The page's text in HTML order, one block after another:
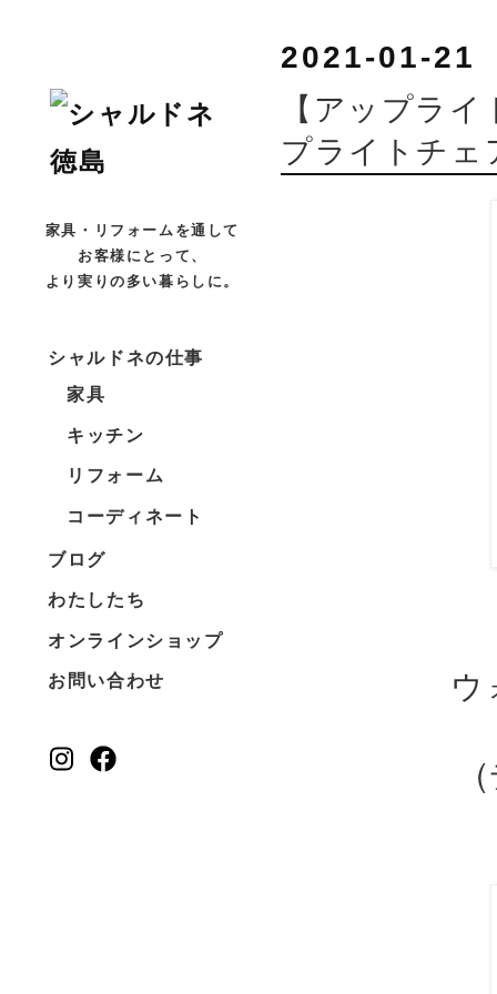
家具・リフォームを通して
お客様にとって、
より実りの多い暮らしに。
シャルドネの仕事
家具
キッチン
リフォーム
コーディネート
ブログ
わたしたち
オンラインショップ
お問い合わせ
2021-01-21
【アップラ
プライトチェ